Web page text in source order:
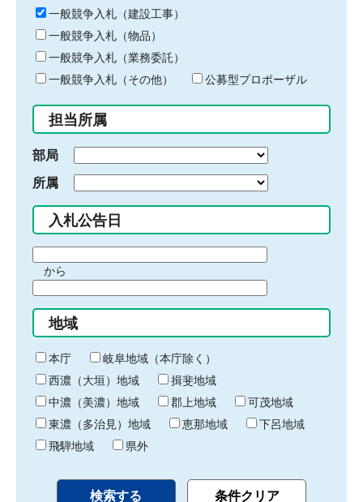
キ
ー
ワ
ー
ド
入
力
一般競争入札（建設工事）
一般競争入札（物品）
一般競争入札（業務委託）
一般競争入札（その他）
公募型プロポーザル
担当所属
部局
所属
入札公告日
間
始
り
から
間
終
わ
り
地域
本庁
岐阜地域（本庁除く）
西濃（大垣）地域
揖斐地域
中濃（美濃）地域
郡上地域
可茂地域
東濃（多治見）地域
恵那地域
下呂地域
飛騨地域
県外